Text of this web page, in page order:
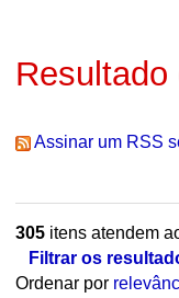
Assinar um RSS
305itens atendem
Filtrar os
Ordenar por